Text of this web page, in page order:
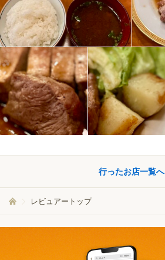
行ったお店一覧へ
レビュアートップ